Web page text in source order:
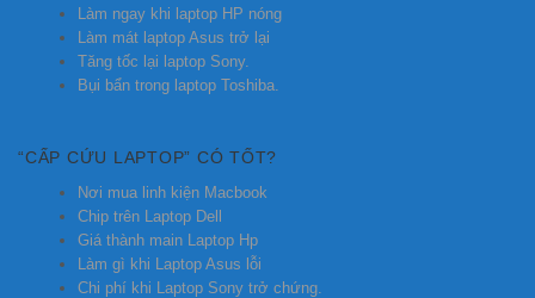
Làm ngay khi laptop HP nóng
Làm mát laptop Asus trở lại
Tăng tốc lại laptop Sony.
Bụi bẩn trong laptop Toshiba.
“CẤP CỨU LAPTOP” CÓ TỐT?
Nơi mua linh kiện Macbook
Chip trên Laptop Dell
Giá thành main Laptop Hp
Làm gì khi Laptop Asus lỗi
Chi phí khi Laptop Sony trở chứng.